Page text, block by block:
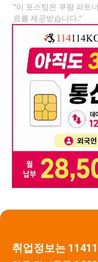
취업정보는
"이 포스팅은 쿠팡 파트
료를 제공받습니다."